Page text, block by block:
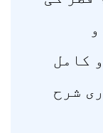
کامل
شرح